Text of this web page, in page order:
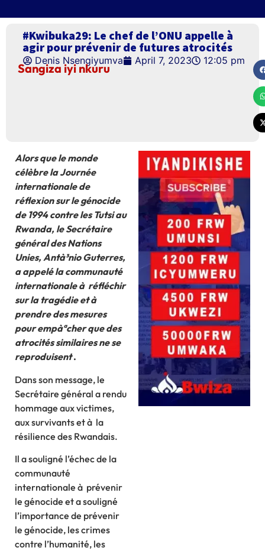
#Kwibuka29: Le chef de l’ONU appelle à
agir pour prévenir de futures atrocités
Denis Nsengiyumva April 7, 2023 12:05 pm
Sangiza iyi nkuru
Alors que le monde
célèbre la Journée
internationale de
réflexion sur le génocide
de 1994 contre les Tutsi au
Rwanda, le Secrétaire
général des Nations
Unies, Antà³nio Guterres,
a appelé la communauté
internationale à réfléchir
sur la tragédie et à
prendre des mesures
pour empàªcher que des
atrocités similaires ne se
reproduisent.
Dans son message, le
Secrétaire général a rendu
hommage aux victimes,
aux survivants et à la
résilience des Rwandais.
Il a souligné l’échec de la
communauté
internationale à prévenir
le génocide et a souligné
l’importance de prévenir
le génocide, les crimes
contre l’humanité, les